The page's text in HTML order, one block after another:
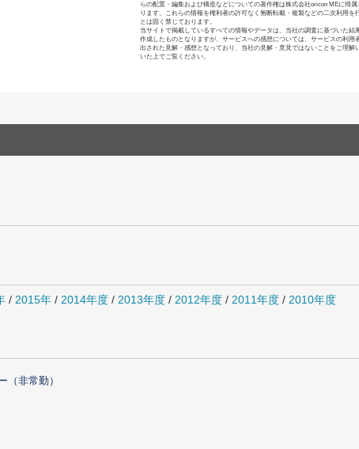
らの配置・編集および構造などについての著作権は株式会社oricon MEに帰属
ります。これらの情報を権利者の許可なく無断転載・複製などの二次利用を
とは固く禁じております。
当サイトで掲載しているすべての情報やデータは、当社の調査に基づいた結
作成したものとなりますが、サービスへの感想については、サービスの利用
出された見解・感想となっており、当社の見解・意見ではないことをご理解
いた上でご覧ください。
/ 2015年 / 2014年度 / 2013年度 / 2012年度 / 2011年度 / 2010年度
（非常勤）